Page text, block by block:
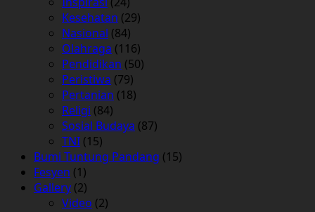
Kesehatan (29)
Nasional (84)
Olahraga (116)
Pendidikan (50)
Peristiwa (79)
Pertanian (18)
Religi (84)
Sosial Budaya (87)
TNI (15)
Bumi Tuntung Pandang (15)
Fesyen (1)
Gallery (2)
Video (2)